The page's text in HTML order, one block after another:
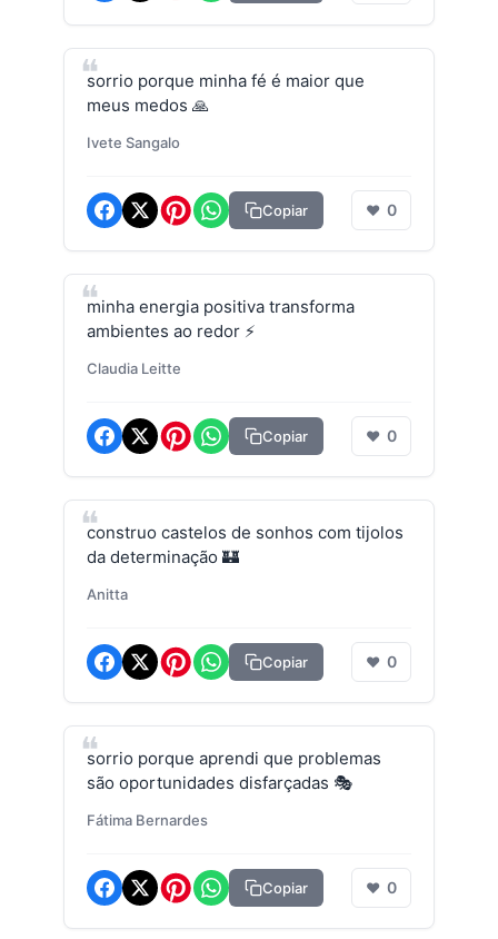
sorrio porque minha fé é maior que
meus medos 🙏
Ivete Sangalo
Copiar ❤ 0
minha energia positiva transforma
ambientes ao redor ⚡
Claudia Leitte
Copiar ❤ 0
construo castelos de sonhos com tijolos
da determinação 🏰
Anitta
Copiar ❤ 0
sorrio porque aprendi que problemas
são oportunidades disfarçadas 🎭
Fátima Bernardes
Copiar ❤ 0